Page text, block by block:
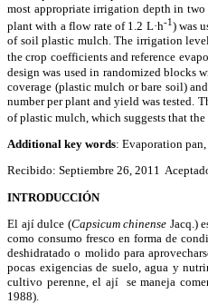
most appropriate irrigation depth in two
plant with a flow rate of 1.2 L·h-1) was
of soil plastic mulch. The irrigation
the crop coefficients and reference
design was used in randomized blocks
coverage (plastic mulch or bare soil) and
number per plant and yield was tested.
of plastic mulch, which suggests that the
Additional key words: Evaporation
Recibido: Septiembre 26, 2011
INTRODUCCIÓN
El ají dulce (Capsicum chinense Jacq.)
como consumo fresco en forma de
deshidratado o molido para
pocas exigencias de suelo, agua y
cultivo perenne, el ají se maneja
1988).